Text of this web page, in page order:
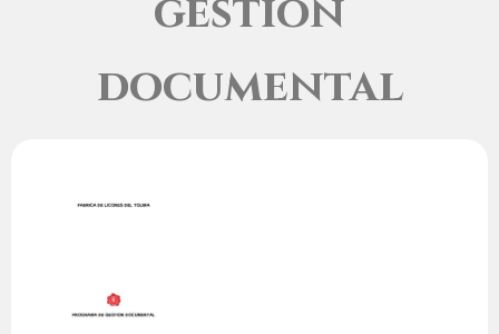
gestión
documental